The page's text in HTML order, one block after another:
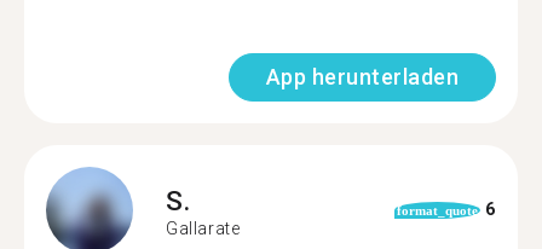
App herunterladen
S.
Gallarate
format_quote 6